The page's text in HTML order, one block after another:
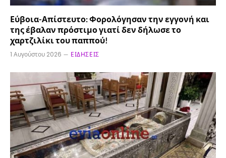
Εύβοια-Απίστευτο: Φορολόγησαν την εγγονή και
της έβαλαν πρόστιμο γιατί δεν δήλωσε το
χαρτζιλίκι του παππού!
1 Αυγούστου 2026 ΕΙΔΉΣΕΙΣ